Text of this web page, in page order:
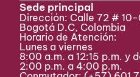
Sede principal
Dirección: Calle 72 #
Bogotá D.C, Colombia
Horario de Atención:
Lunes a viernes
8:00 a.m. a 12:15 p.m. y
2:00 p.m. a 4:00 p.m.